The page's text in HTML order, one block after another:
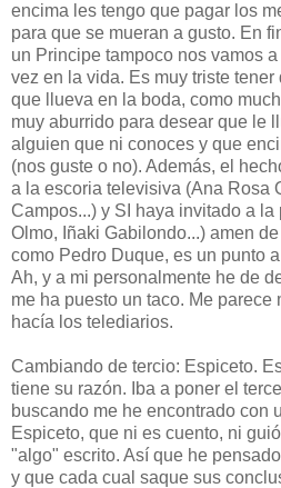
encima les tengo que pagar los
para que se mueran a gusto. En
un Principe tampoco nos vamos
vez en la vida. Es muy triste
que llueva en la boda, como
muy aburrido para desear que le
alguien que ni conoces y que
(nos guste o no). Además, el
a la escoria televisiva (Ana Rosa
Campos...) y SI haya invitado a la
Olmo, Iñaki Gabilondo...) amen
como Pedro Duque, es un punto a
Ah, y a mi personalmente he de
me ha puesto un taco. Me parece
hacía los telediarios.
Cambiando de tercio: Espiceto.
tiene su razón. Iba a poner el
buscando me he encontrado con
Espiceto, que ni es cuento, ni
"algo" escrito. Así que he
y que cada cual saque sus